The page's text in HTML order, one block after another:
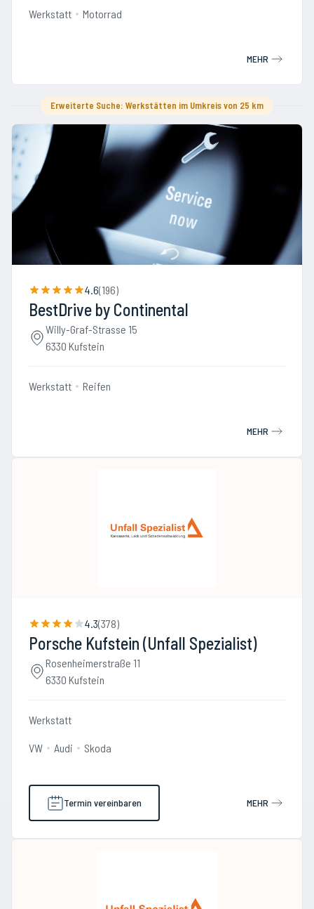
Werkstatt Motorrad
MEHR
Erweiterte Suche: Werkstätten im Umkreis von 25 km
4.6(196)
BestDrive by Continental
Willy-Graf-Strasse 15
6330 Kufstein
Werkstatt Reifen
MEHR
4.3(378)
Porsche Kufstein (Unfall Spezialist)
Rosenheimerstraße 11
6330 Kufstein
Werkstatt
VW Audi Skoda
Termin vereinbaren MEHR